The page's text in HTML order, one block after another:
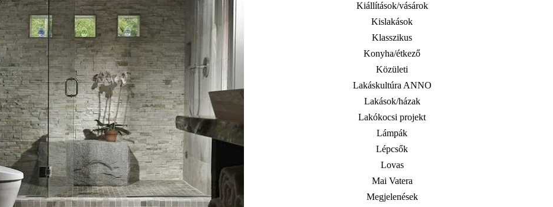
Kiállítások/vásárok
Kislakások
Klasszikus
Konyha/étkező
Közületi
Lakáskultúra ANNO
Lakások/házak
Lakókocsi projekt
Lámpák
Lépcsők
Lovas
Mai Vatera
Megjelenések